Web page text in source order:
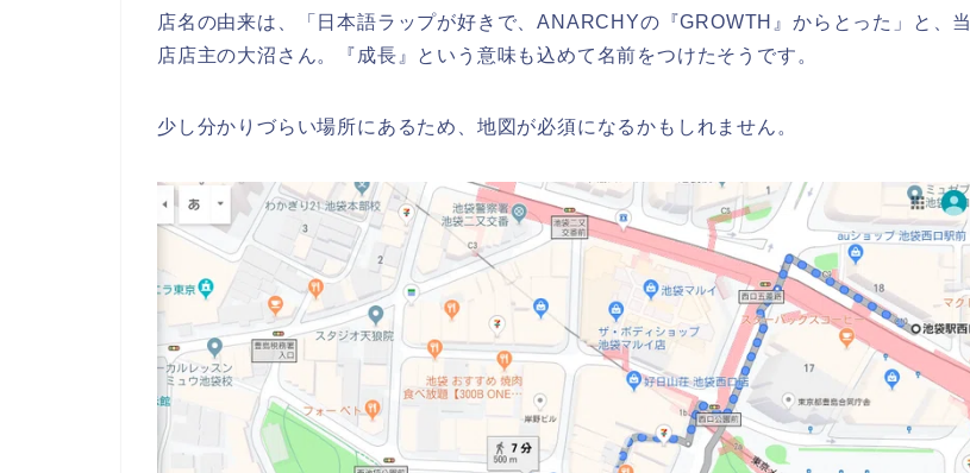
店名の由来は、「日本語ラップが好きで、ANARCHYの『GROWTH』からとった」と、当
店店主の大沼さん。
『成長』 という意味も込めて名前をつけたそうです。
少し分かりづらい場所にあるため、地図が必須になるかもしれません。